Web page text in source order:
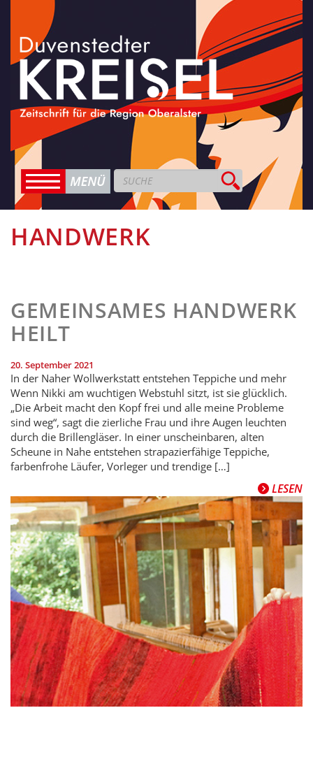
HANDWERK
GEMEINSAMES HANDWERK
HEILT
20. September 2021
In der Naher Wollwerkstatt entstehen Teppiche und mehr
Wenn Nikki am wuchtigen Webstuhl sitzt, ist sie glücklich.
„Die Arbeit macht den Kopf frei und alle meine Probleme
sind weg“, sagt die zierliche Frau und ihre Augen leuchten
durch die Brillengläser. In einer unscheinbaren, alten
Scheune in Nahe entstehen strapazierfähige Teppiche,
farbenfrohe Läufer, Vorleger und trendige […]
LESEN